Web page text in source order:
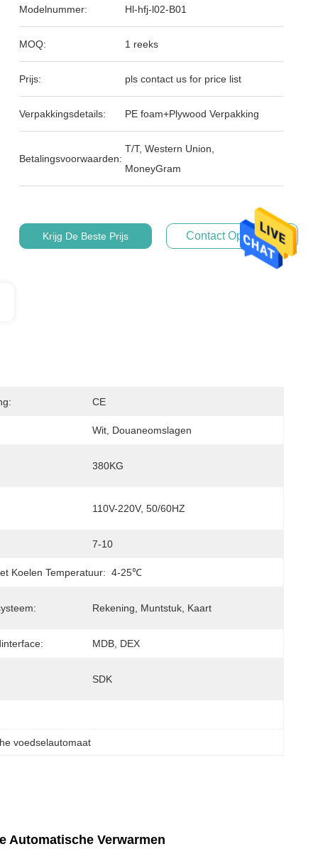
Modelnummer: Hl-hfj-l02-B01
MOQ: 1 reeks
Prijs: pls contact us for price list
Verpakkingsdetails: PE foam+Plywood Verpakking
Betalingsvoorwaarden:
T/T, Western Union,
MoneyGram
Krijg De Beste Prijs Contact Opnemen
CE
Wit, Douaneomslagen
380KG
110V-220V, 50/60HZ
7-10
Koelen Temperatuur: 4-25℃
Rekening, Muntstuk, Kaart
MDB, DEX
SDK
voedselautomaat
Automatische Verwarmen